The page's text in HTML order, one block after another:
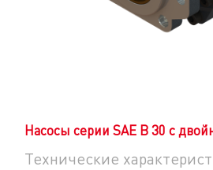
Насосы серии SAE B 30 с
Технические